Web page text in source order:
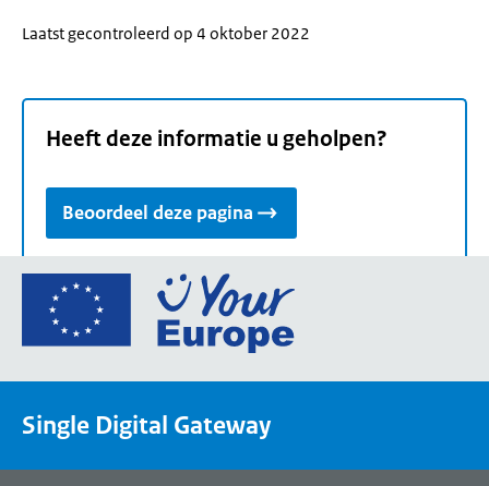
Laatst gecontroleerd op 4 oktober 2022
Heeft deze informatie u geholpen?
Beoordeel deze pagina
Ga
de
een
Single Digital Gateway